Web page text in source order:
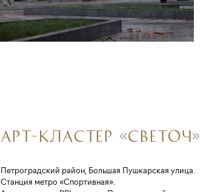
АРТ-КЛАСТЕР «СВЕТОЧ»
Петроградский район, Большая Пушкарская улица.
Станция метро «Спортивная».